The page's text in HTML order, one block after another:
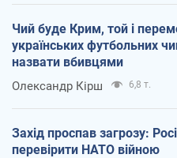
Чий буде Крим, той і
українських футбольних
назвати вбивцями
Олександр Кірш 6,8 т.
Захід проспав загрозу:
перевірити НАТО війною